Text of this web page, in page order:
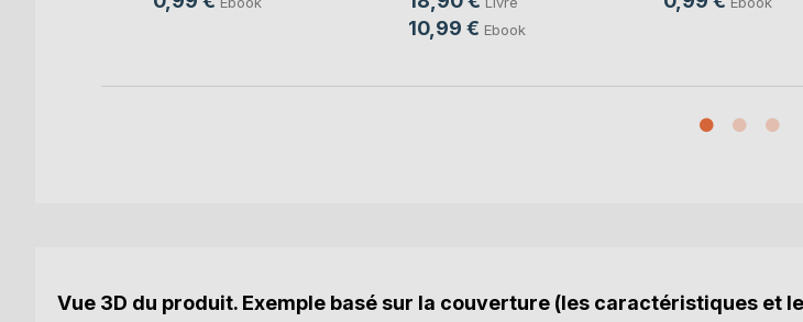
10,99 € Ebook
Vue 3D du produit. Exemple basé sur la couverture (les caractéristiques et